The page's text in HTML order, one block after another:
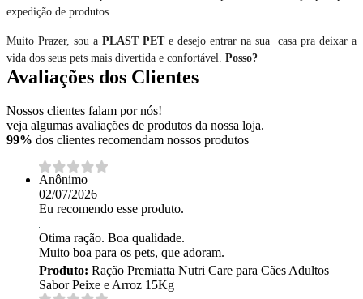
expedição de produtos.
Muito Prazer, sou a PLAST PETe desejo entrar na sua casa pra deixar a
vida dos seus pets mais divertida e confortável. Posso?
Avaliações dos Clientes
Nossos clientes falam por nós!
veja algumas avaliações de produtos da nossa loja.
99% dos clientes recomendam nossos produtos
Anônimo
02/07/2026
Eu recomendo esse produto.
Otima ração. Boa qualidade.
Muito boa para os pets, que adoram.
Produto: Ração Premiatta Nutri Care para Cães Adultos
Sabor Peixe e Arroz 15Kg